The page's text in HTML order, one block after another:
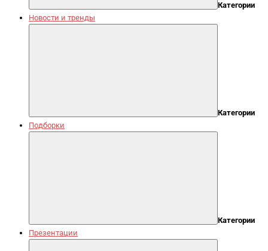
Категории
Новости и тренды
Категории
Подборки
Категории
Презентации